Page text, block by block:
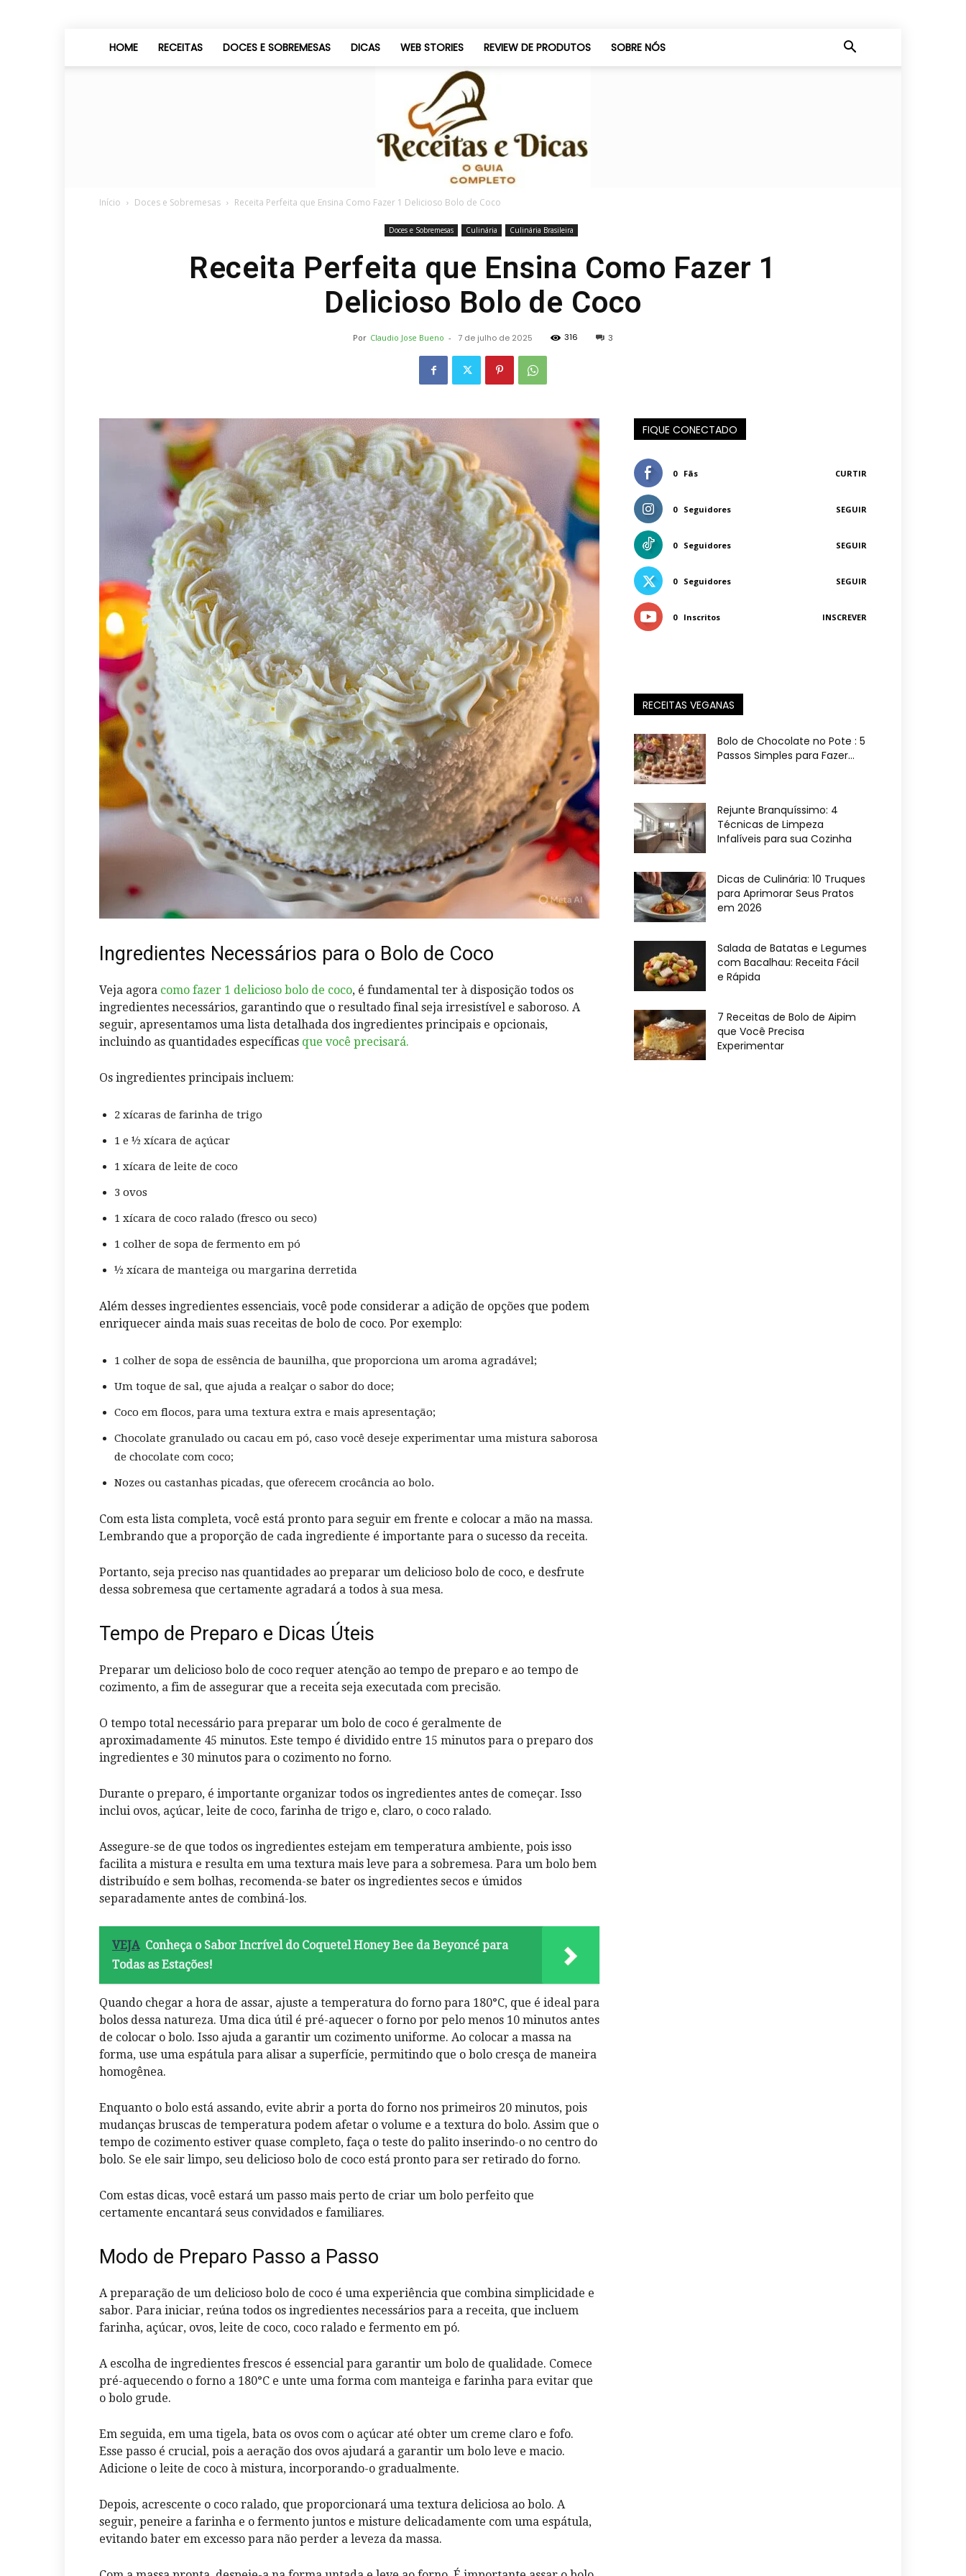
HOME RECEITAS DOCES E SOBREMESAS DICAS WEB STORIES REVIEW DE PRODUTOS SOBRE NÓS
Receitas
e
Dicas
Início Doces e Sobremesas Receita Perfeita que Ensina Como Fazer 1 Delicioso Bolo de Coco
Doces e Sobremesas Culinária Culinária Brasileira
Receita Perfeita que Ensina Como Fazer 1
Delicioso Bolo de Coco
Por Claudio Jose Bueno - 7 de julho de 2025 316 3
Ingredientes Necessários para o Bolo de Coco
Veja agora como fazer 1 delicioso bolo de coco, é fundamental ter à disposição todos os
ingredientes necessários, garantindo que o resultado final seja irresistível e saboroso. A
seguir, apresentamos uma lista detalhada dos ingredientes principais e opcionais,
incluindo as quantidades específicas que você precisará.
Os ingredientes principais incluem:
2 xícaras de farinha de trigo
1 e ½ xícara de açúcar
1 xícara de leite de coco
3 ovos
1 xícara de coco ralado (fresco ou seco)
1 colher de sopa de fermento em pó
½ xícara de manteiga ou margarina derretida
Além desses ingredientes essenciais, você pode considerar a adição de opções que podem
enriquecer ainda mais suas receitas de bolo de coco. Por exemplo:
1 colher de sopa de essência de baunilha, que proporciona um aroma agradável;
Um toque de sal, que ajuda a realçar o sabor do doce;
Coco em flocos, para uma textura extra e mais apresentação;
Chocolate granulado ou cacau em pó, caso você deseje experimentar uma mistura saborosa
de chocolate com coco;
Nozes ou castanhas picadas, que oferecem crocância ao bolo.
Com esta lista completa, você está pronto para seguir em frente e colocar a mão na massa.
Lembrando que a proporção de cada ingrediente é importante para o sucesso da receita.
Portanto, seja preciso nas quantidades ao preparar um delicioso bolo de coco, e desfrute
dessa sobremesa que certamente agradará a todos à sua mesa.
Tempo de Preparo e Dicas Úteis
Preparar um delicioso bolo de coco requer atenção ao tempo de preparo e ao tempo de
cozimento, a fim de assegurar que a receita seja executada com precisão.
O tempo total necessário para preparar um bolo de coco é geralmente de
aproximadamente 45 minutos. Este tempo é dividido entre 15 minutos para o preparo dos
ingredientes e 30 minutos para o cozimento no forno.
Durante o preparo, é importante organizar todos os ingredientes antes de começar. Isso
inclui ovos, açúcar, leite de coco, farinha de trigo e, claro, o coco ralado.
Assegure-se de que todos os ingredientes estejam em temperatura ambiente, pois isso
facilita a mistura e resulta em uma textura mais leve para a sobremesa. Para um bolo bem
distribuído e sem bolhas, recomenda-se bater os ingredientes secos e úmidos
separadamente antes de combiná-los.
VEJA Conheça o Sabor Incrível do Coquetel Honey Bee da Beyoncé para
Todas as Estações!
Quando chegar a hora de assar, ajuste a temperatura do forno para 180°C, que é ideal para
bolos dessa natureza. Uma dica útil é pré-aquecer o forno por pelo menos 10 minutos antes
de colocar o bolo. Isso ajuda a garantir um cozimento uniforme. Ao colocar a massa na
forma, use uma espátula para alisar a superfície, permitindo que o bolo cresça de maneira
homogênea.
Enquanto o bolo está assando, evite abrir a porta do forno nos primeiros 20 minutos, pois
mudanças bruscas de temperatura podem afetar o volume e a textura do bolo. Assim que o
tempo de cozimento estiver quase completo, faça o teste do palito inserindo-o no centro do
bolo. Se ele sair limpo, seu delicioso bolo de coco está pronto para ser retirado do forno.
Com estas dicas, você estará um passo mais perto de criar um bolo perfeito que
certamente encantará seus convidados e familiares.
Modo de Preparo Passo a Passo
A preparação de um delicioso bolo de coco é uma experiência que combina simplicidade e
sabor. Para iniciar, reúna todos os ingredientes necessários para a receita, que incluem
farinha, açúcar, ovos, leite de coco, coco ralado e fermento em pó.
A escolha de ingredientes frescos é essencial para garantir um bolo de qualidade. Comece
pré-aquecendo o forno a 180°C e unte uma forma com manteiga e farinha para evitar que
o bolo grude.
Em seguida, em uma tigela, bata os ovos com o açúcar até obter um creme claro e fofo.
Esse passo é crucial, pois a aeração dos ovos ajudará a garantir um bolo leve e macio.
Adicione o leite de coco à mistura, incorporando-o gradualmente.
Depois, acrescente o coco ralado, que proporcionará uma textura deliciosa ao bolo. A
seguir, peneire a farinha e o fermento juntos e misture delicadamente com uma espátula,
evitando bater em excesso para não perder a leveza da massa.
FIQUE CONECTADO
0 Fãs CURTIR
0 Seguidores SEGUIR
0 Seguidores SEGUIR
0 Seguidores SEGUIR
0 Inscritos INSCREVER
RECEITAS VEGANAS
Bolo de Chocolate no Pote : 5
Passos Simples para Fazer...
Rejunte Branquíssimo: 4
Técnicas de Limpeza
Infalíveis para sua Cozinha
Dicas de Culinária: 10 Truques
para Aprimorar Seus Pratos
em 2026
Salada de Batatas e Legumes
com Bacalhau: Receita Fácil
e Rápida
7 Receitas de Bolo de Aipim
que Você Precisa
Experimentar